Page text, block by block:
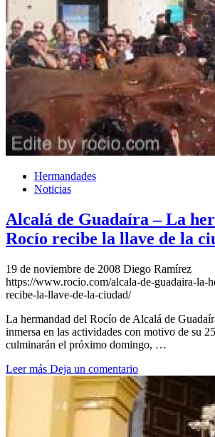
Hermandades
Noticias
Alcalá de Guadaíra – La
Rocío recibe la llave de la
19 de noviembre de 2008 Diego Ramírez
https://www.rocio.com/alcala-de-guadaira-la-
recibe-la-llave-de-la-ciudad/
La hermandad del Rocío de Alcalá de
inmersa en las actividades con motivo de su
culminarán el próximo domingo, …
Leer más Deja un comentario